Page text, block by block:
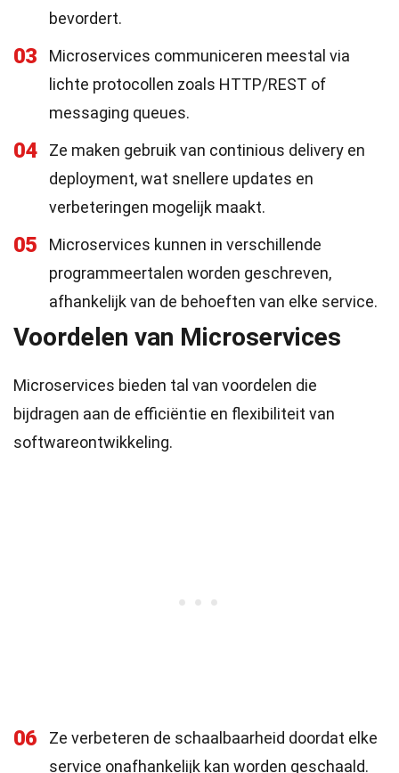
bevordert.
03
Microservices communiceren meestal via
lichte protocollen zoals HTTP/REST of
messaging queues.
04
Ze maken gebruik van continious delivery en
deployment, wat snellere updates en
verbeteringen mogelijk maakt.
05
Microservices kunnen in verschillende
programmeertalen worden geschreven,
afhankelijk van de behoeften van elke service.
Voordelen van Microservices
Microservices bieden tal van voordelen die
bijdragen aan de efficiëntie en flexibiliteit van
softwareontwikkeling.
06
Ze verbeteren de schaalbaarheid doordat elke
service onafhankelijk kan worden geschaald.